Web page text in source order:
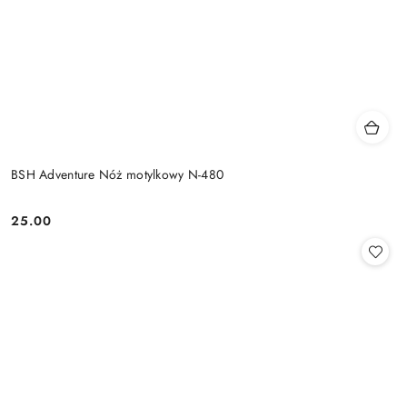
BSH Adventure Nóż motylkowy N-480
Cena:
25.00